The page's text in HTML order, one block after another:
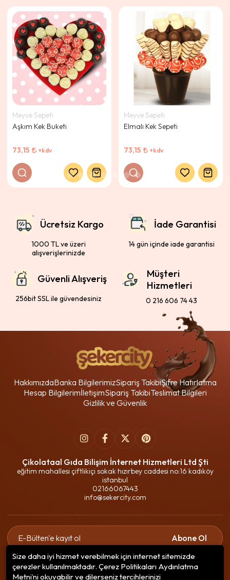
Meyve Sepeti
Aşkım Kek Buketi
73,15 +kdv
Meyve Sepeti
Elmalı Kek Sepeti
73,15 +kdv
Ücretsiz Kargo
1000 TL ve üzeri
alışverişlerinizde
İade Garantisi
14 gün içinde iade garantisi
Güvenli Alışveriş
256bit SSL ile güvendesiniz
Müşteri
Hizmetleri
0 216 606 74 43
HakkımızdaBanka BilgilerimizSipariş TakibiŞifre Hatırlatma
Hesap BilgilerimİletişimSipariş TakibiTeslimat Bilgileri
Gizlilik ve Güvenlik
Çikolataal Gıda Bilişim İnternet Hizmetleri Ltd Şti
eğitim mahallesi çiftlikiçi sokak hızırbey caddesi no:16 kadıköy
istanbul
02166067443
info@sekercity.com
Abone Ol
Gizlilik politikasınıokudum ve elektronik posta almayı kabul
ediyorum.
Size daha iyi hizmet verebilmek için internet sitemizde
çerezler kullanılmaktadır. Çerez Politikaları Aydınlatma
Metni’ni okuyabilir ve dilerseniz tercihlerinizi